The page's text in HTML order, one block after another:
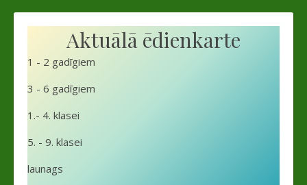
Aktuālā ēdienkarte
1 - 2 gadīgiem
3 - 6 gadīgiem
1.- 4. klasei
5. - 9. klasei
launags